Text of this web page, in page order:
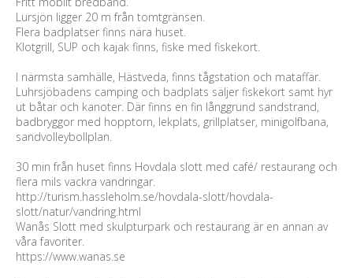
Lursjön ligger 20 m från tomtgränsen.
Flera badplatser finns nära huset.
Klotgrill, SUP och kajak finns, fiske med fiskekort.
I närmsta samhälle, Hästveda, finns tågstation och mataffär.
Luhrsjöbadens camping och badplats säljer fiskekort samt hyr
ut båtar och kanoter. Där finns en fin långgrund sandstrand,
badbryggor med hopptorn, lekplats, grillplatser, minigolfbana,
sandvolleybollplan.
30 min från huset finns Hovdala slott med café/ restaurang och
flera mils vackra vandringar.
http://turism.hassleholm.se/hovdala-slott/hovdala-
slott/natur/vandring.html
Wanås Slott med skulpturpark och restaurang är en annan av
våra favoriter.
https://www.wanas.se